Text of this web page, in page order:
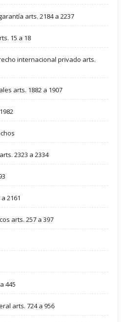
arts. 2184 a 2237
15 a 18
internacional privado arts.
arts. 1882 a 1907
2323 a 2334
2161
arts. 257 a 397
445
arts. 724 a 956